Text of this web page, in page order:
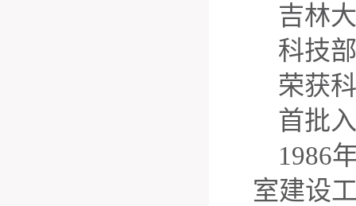
吉林
科技
荣获
首批
1986
室建设